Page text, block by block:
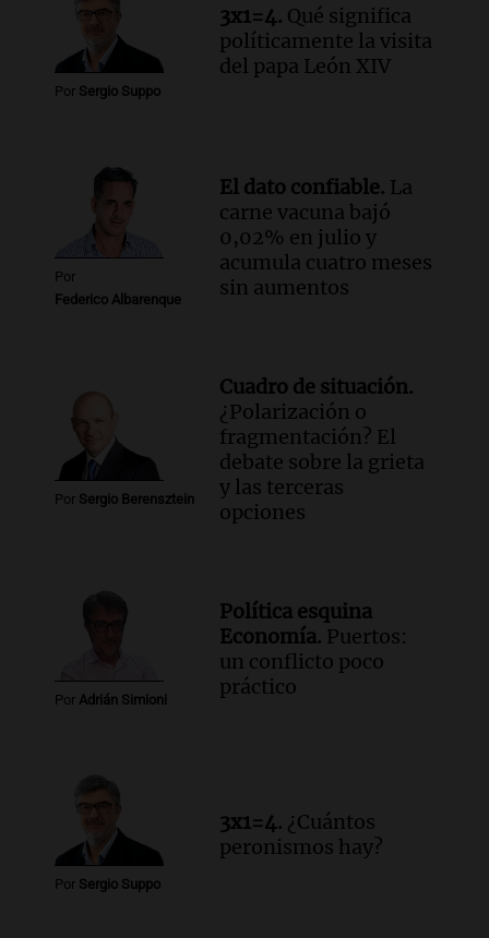
papa León XIV: "Será una bocanada de
aire fresco para todos"
Viva la Radio
Episodios
Tucumán, el concurso educativo
Panorama Federal
Episodios
Por Sergio Suppo
3x1=4. Qué significa
políticamente la visita
del papa León XIV
Por
Federico Albarenque
El dato confiable. La
carne vacuna bajó
0,02% en julio y
acumula cuatro meses
sin aumentos
Por Sergio Berensztein
Cuadro de situación.
¿Polarización o
fragmentación? El
debate sobre la grieta
y las terceras
opciones
Por Adrián Simioni
Política esquina
Economía. Puertos:
un conflicto poco
práctico
Por Sergio Suppo
3x1=4. ¿Cuántos
peronismos hay?